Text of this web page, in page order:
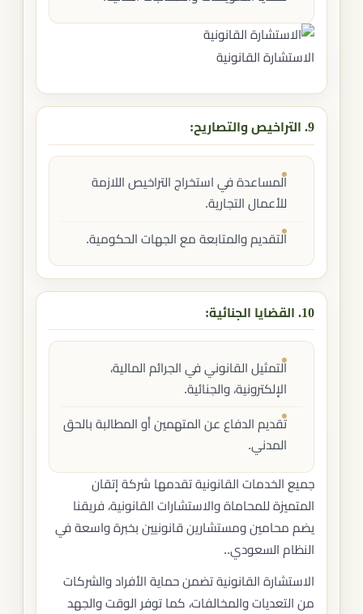
الاستشارة القانونية
9. التراخيص والتصاريح:
المساعدة في استخراج التراخيص اللازمة
للأعمال التجارية.
التقديم والمتابعة مع الجهات الحكومية.
10. القضايا الجنائية:
التمثيل القانوني في الجرائم المالية،
الإلكترونية، والجنائية.
تقديم الدفاع عن المتهمين أو المطالبة بالحق
المدني.
جميع الخدمات القانونية تقدمها شركة إتقان
المتميزة للمحاماة والاستشارات القانونية، فريقنا
يضم محامين ومستشارين قانونيين بخبرة واسعة في
النظام السعودي..
الاستشارة القانونية تضمن حماية الأفراد والشركات
من التعديات والمخالفات، كما توفر الوقت والجهد